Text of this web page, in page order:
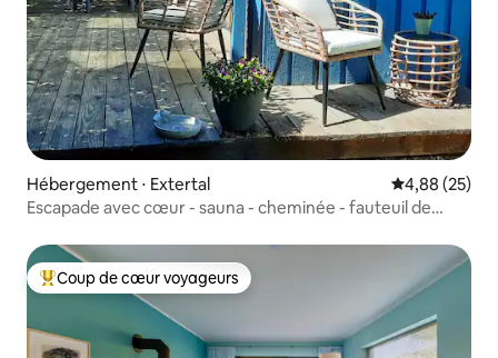
Hébergement ⋅ Extertal Évaluation
4,88 (25)
Escapade avec cœur - sauna - cheminée - fauteuil de
Coups de cœur voyageurs les plus appréciés
Coup de cœur voyageurs